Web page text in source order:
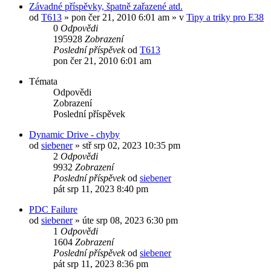
Závadné příspěvky, špatně zařazené atd.
od T613 » pon čer 21, 2010 6:01 am » v Tipy a triky pro E38
0 Odpovědi
195928 Zobrazení
Poslední příspěvekod T613
pon čer 21, 2010 6:01 am
Témata
Odpovědi
Zobrazení
Poslední příspěvek
Dynamic Drive - chyby
od siebener» stř srp 02, 2023 10:35 pm
2 Odpovědi
9932 Zobrazení
Poslední příspěvekod siebener
pát srp 11, 2023 8:40 pm
PDC Failure
od siebener» úte srp 08, 2023 6:30 pm
1 Odpovědi
1604 Zobrazení
Poslední příspěvekod siebener
pát srp 11, 2023 8:36 pm